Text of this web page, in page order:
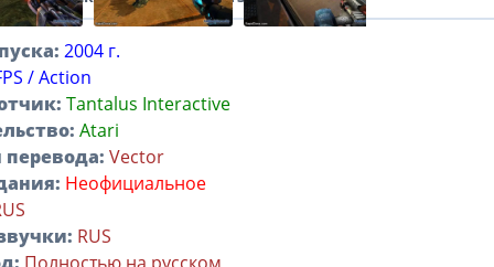
2004 г.
/ Action
Tantalus Interactive
Atari
перевода: Vector
Неофициальное
RUS